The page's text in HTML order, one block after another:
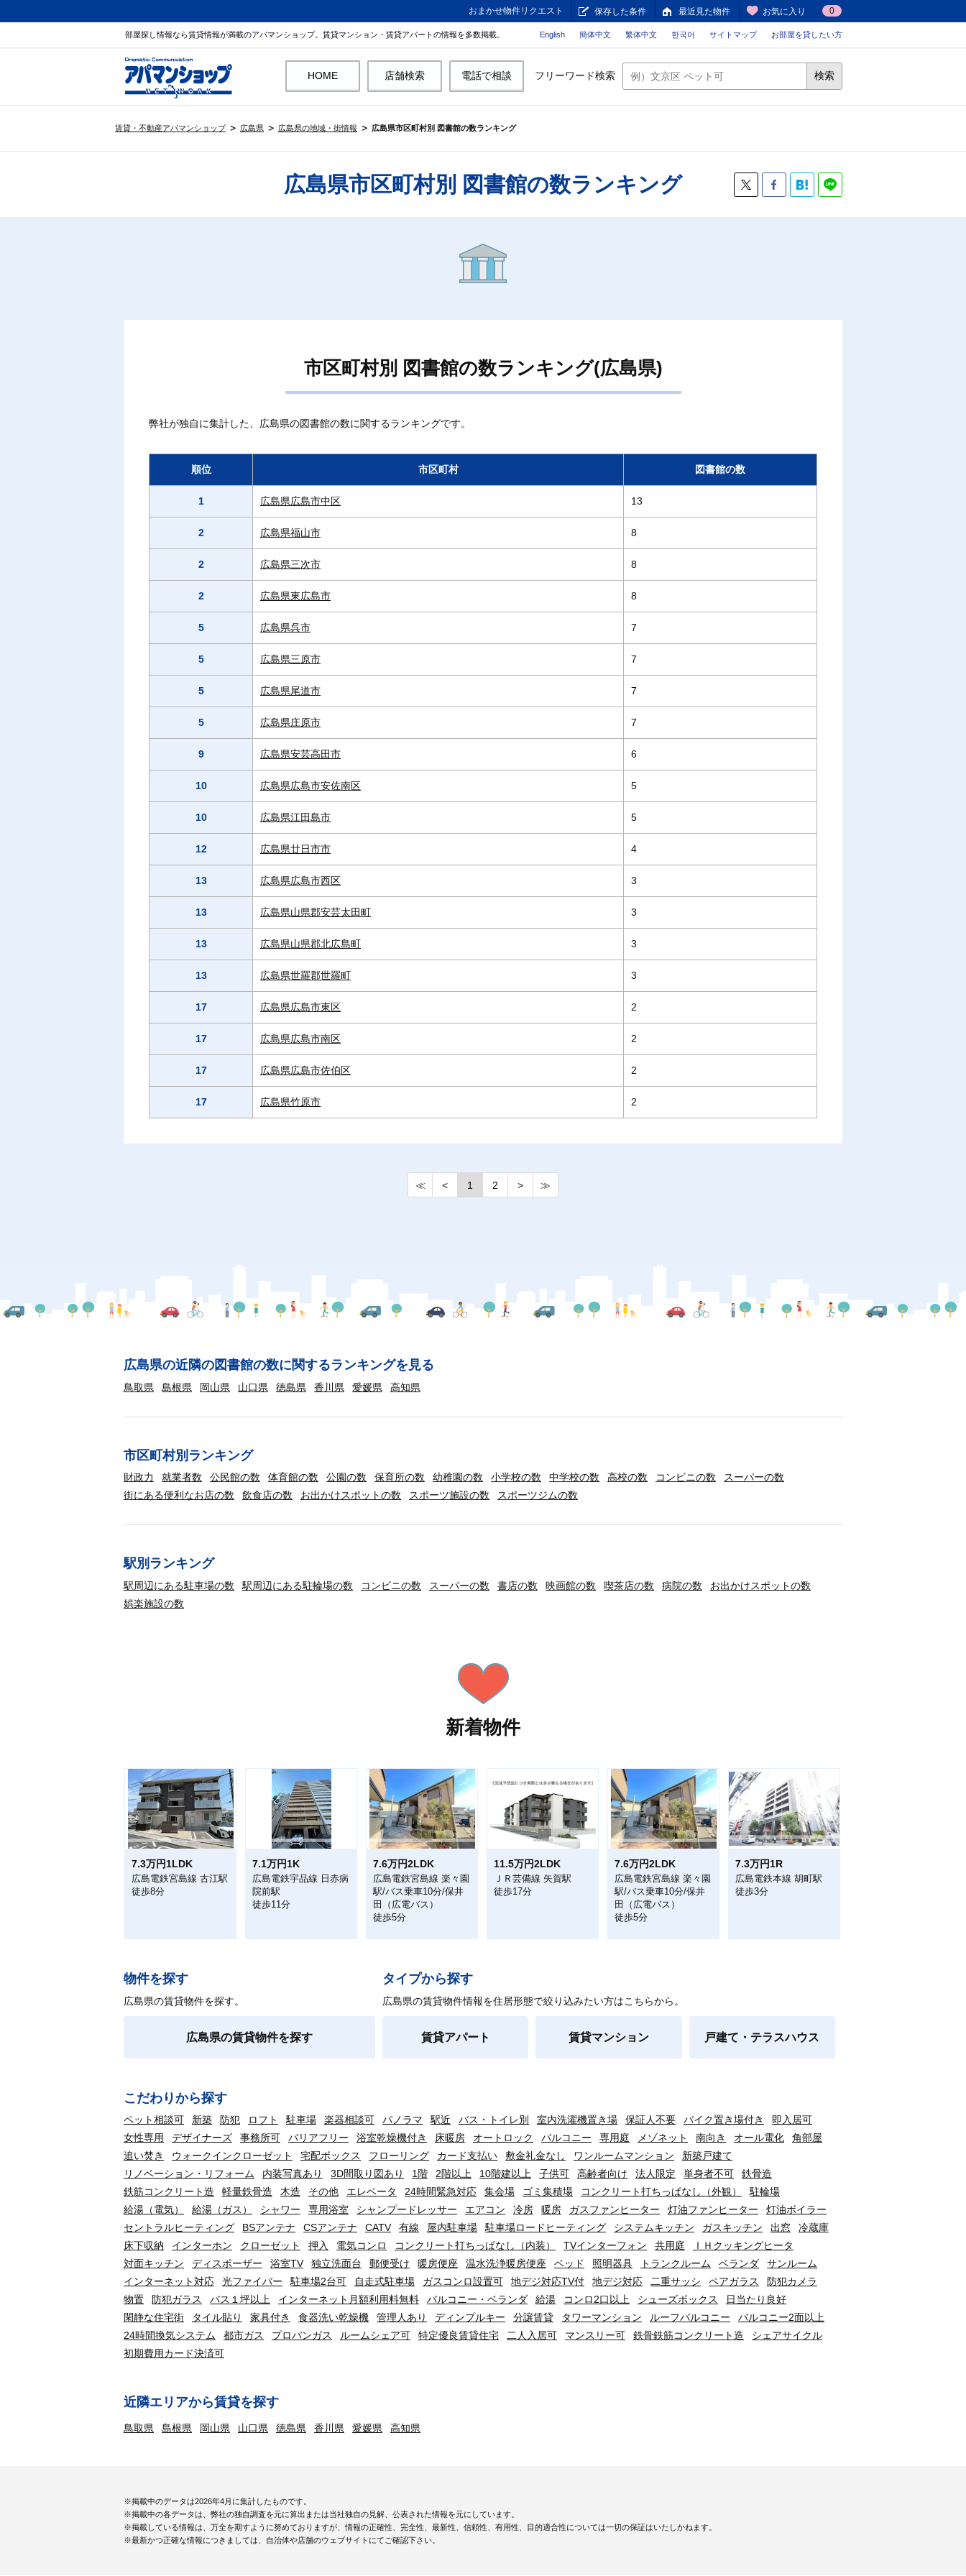
おまかせ物件リクエスト 保存した条件 最近見た物件 お気に入り 0
部屋探し情報なら賃貸情報が満載のアパマンショップ。賃貸マンション・賃貸アパートの情報を多数掲載。 English 簡体中文 繁体中文 한국어 サイトマップ お部屋を貸したい方
HOME 店舗検索 電話で相談 フリーワード検索 検索
賃貸・不動産アパマンショップ 広島県 広島県の地域・街情報 広島県市区町村別 図書館の数ランキング
広島県市区町村別 図書館の数ランキング
市区町村別 図書館の数ランキング(広島県)
弊社が独自に集計した、広島県の図書館の数に関するランキングです。
順位 市区町村 図書館の数
1 広島県広島市中区 13
2 広島県福山市 8
2 広島県三次市 8
2 広島県東広島市 8
5 広島県呉市 7
5 広島県三原市 7
5 広島県尾道市 7
5 広島県庄原市 7
9 広島県安芸高田市 6
10 広島県広島市安佐南区 5
10 広島県江田島市 5
12 広島県廿日市市 4
13 広島県広島市西区 3
13 広島県山県郡安芸太田町 3
13 広島県山県郡北広島町 3
13 広島県世羅郡世羅町 3
17 広島県広島市東区 2
17 広島県広島市南区 2
17 広島県広島市佐伯区 2
17 広島県竹原市 2
≪ < 1 2 > ≫
広島県の近隣の図書館の数に関するランキングを見る
鳥取県 島根県 岡山県 山口県 徳島県 香川県 愛媛県 高知県
市区町村別ランキング
財政力 就業者数 公民館の数 体育館の数 公園の数 保育所の数 幼稚園の数 小学校の数 中学校の数 高校の数 コンビニの数
スーパーの数
街にある便利なお店の数
飲食店の数 お出かけスポットの数 スポーツ施設の数 スポーツジムの数
駅別ランキング
駅周辺にある駐車場の数 駅周辺にある駐輪場の数 コンビニの数 スーパーの数 書店の数 映画館の数 喫茶店の数 病院の数
お出かけスポットの数
娯楽施設の数
新着物件
7.3万円1LDK
広島電鉄宮島線 古江駅
徒歩8分
7.1万円1K
広島電鉄宇品線 日赤病
院前駅
徒歩11分
7.6万円2LDK
広島電鉄宮島線 楽々園
駅/バス乗車10分/保井
田（広電バス）
徒歩5分
11.5万円2LDK
ＪＲ芸備線 矢賀駅
徒歩17分
7.6万円2LDK
広島電鉄宮島線 楽々園
駅/バス乗車10分/保井
田（広電バス）
徒歩5分
7.3万円1R
広島電鉄本線 胡町駅
徒歩3分
物件を探す
広島県の賃貸物件を探す。
広島県の賃貸物件を探す
タイプから探す
広島県の賃貸物件情報を住居形態で絞り込みたい方はこちらから。
賃貸アパート 賃貸マンション 戸建て・テラスハウス
こだわりから探す
ペット相談可 新築 防犯 ロフト 駐車場 楽器相談可 パノラマ 駅近 バス・トイレ別 室内洗濯機置き場 保証人不要 バイク置き場付き
即入居可
女性専用
デザイナーズ 事務所可 バリアフリー 浴室乾燥機付き 床暖房 オートロック バルコニー 専用庭 メゾネット 南向き オール電化
角部屋
追い焚き
ウォークインクローゼット 宅配ボックス フローリング カード支払い 敷金礼金なし ワンルームマンション
新築戸建て
リノベーション・リフォーム
内装写真あり 3D間取り図あり 1階 2階以上 10階建以上 子供可 高齢者向け 法人限定 単身者不可
鉄骨造
鉄筋コンクリート造
軽量鉄骨造 木造 その他 エレベータ 24時間緊急対応 集会場 ゴミ集積場 コンクリート打ちっぱなし（外観）
駐輪場
給湯（電気）
給湯（ガス） シャワー 専用浴室 シャンプードレッサー エアコン 冷房 暖房 ガスファンヒーター 灯油ファンヒーター
灯油ボイラー
セントラルヒーティング
BSアンテナ CSアンテナ CATV 有線 屋内駐車場 駐車場ロードヒーティング システムキッチン ガスキッチン 出窓
冷蔵庫
床下収納
インターホン クローゼット 押入 電気コンロ コンクリート打ちっぱなし（内装） TVインターフォン 共用庭
ＩＨクッキングヒータ
対面キッチン
ディスポーザー 浴室TV 独立洗面台 郵便受け 暖房便座 温水洗浄暖房便座 ベッド 照明器具 トランクルーム ベランダ
サンルーム
インターネット対応
光ファイバー 駐車場2台可 自走式駐車場 ガスコンロ設置可 地デジ対応TV付 地デジ対応 二重サッシ ペアガラス
防犯カメラ
物置
防犯ガラス バス１坪以上 インターネット月額利用料無料 バルコニー・ベランダ 給湯 コンロ2口以上 シューズボックス
日当たり良好
閑静な住宅街
タイル貼り 家具付き 食器洗い乾燥機 管理人あり ディンプルキー 分譲賃貸 タワーマンション ルーフバルコニー
バルコニー2面以上
24時間換気システム
都市ガス プロパンガス ルームシェア可 特定優良賃貸住宅 二人入居可 マンスリー可 鉄骨鉄筋コンクリート造
シェアサイクル
初期費用カード決済可
近隣エリアから賃貸を探す
鳥取県 島根県 岡山県 山口県 徳島県 香川県 愛媛県 高知県
※掲載中のデータは2026年4月に集計したものです。
※掲載中の各データは、弊社の独自調査を元に算出または当社独自の見解、公表された情報を元にしています。
※掲載している情報は、万全を期すように努めておりますが、情報の正確性、完全性、最新性、信頼性、有用性、目的適合性については一切の保証はいたしかねます。
※最新かつ正確な情報につきましては、自治体や店舗のウェブサイトにてご確認下さい。